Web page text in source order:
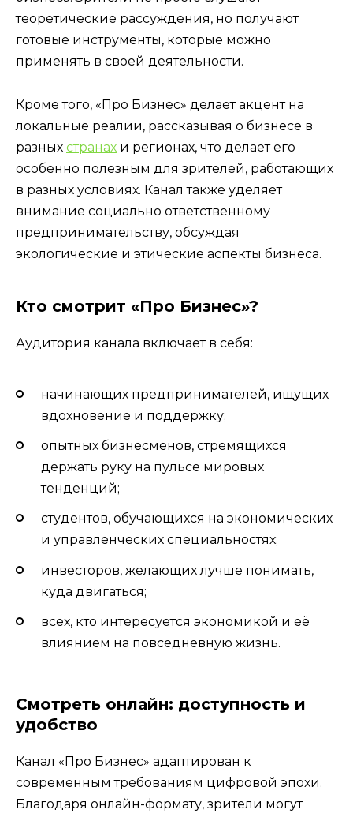
теоретические рассуждения, но получают
готовые инструменты, которые можно
применять в своей деятельности.
Кроме того, «Про Бизнес» делает акцент на
локальные реалии, рассказывая о бизнесе в
разных странах и регионах, что делает его
особенно полезным для зрителей, работающих
в разных условиях. Канал также уделяет
внимание социально ответственному
предпринимательству, обсуждая
экологические и этические аспекты бизнеса.
Кто смотрит «Про Бизнес»?
Аудитория канала включает в себя:
начинающих предпринимателей, ищущих
вдохновение и поддержку;
опытных бизнесменов, стремящихся
держать руку на пульсе мировых
тенденций;
студентов, обучающихся на экономических
и управленческих специальностях;
инвесторов, желающих лучше понимать,
куда двигаться;
всех, кто интересуется экономикой и её
влиянием на повседневную жизнь.
Смотреть онлайн: доступность и
удобство
Канал «Про Бизнес» адаптирован к
современным требованиям цифровой эпохи.
Благодаря онлайн-формату, зрители могут